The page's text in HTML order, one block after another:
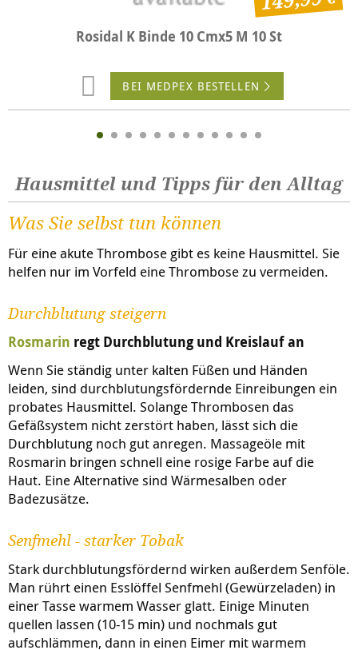
Rosidal K Binde 10 Cmx5 M 10 St
BEI MEDPEX BESTELLEN
Hausmittel und Tipps für den Alltag
Was Sie selbst tun können
Für eine akute Thrombose gibt es keine Hausmittel. Sie
helfen nur im Vorfeld eine Thrombose zu vermeiden.
Durchblutung steigern
Rosmarin regt Durchblutung und Kreislauf an
Wenn Sie ständig unter kalten Füßen und Händen
leiden, sind durchblutungsfördernde Einreibungen ein
probates Hausmittel. Solange Thrombosen das
Gefäßsystem nicht zerstört haben, lässt sich die
Durchblutung noch gut anregen. Massageöle mit
Rosmarin bringen schnell eine rosige Farbe auf die
Haut. Eine Alternative sind Wärmesalben oder
Badezusätze.
Senfmehl - starker Tobak
Stark durchblutungsfördernd wirken außerdem Senföle.
Man rührt einen Esslöffel Senfmehl (Gewürzeladen) in
einer Tasse warmem Wasser glatt. Einige Minuten
quellen lassen (10-15 min) und nochmals gut
aufschlämmen, dann in einen Eimer mit warmem